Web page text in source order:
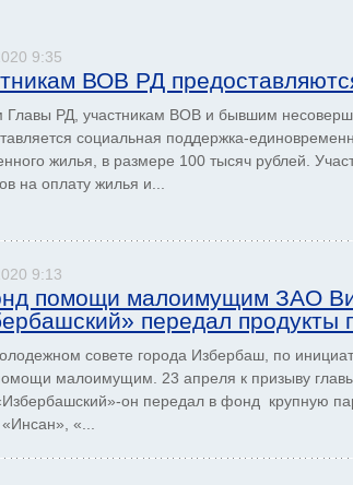
9:35
ВОВ РД
Главы РД, участникам ВОВ и бывшим
социальная поддержка-
жилья, в размере 100 тысяч рублей.
на оплату жилья и...
9:13
помощи малоимущим ЗАО
передал продукты
совете города Избербаш, по
малоимущим. 23 апреля к призыву
он передал в фонд крупную
«...